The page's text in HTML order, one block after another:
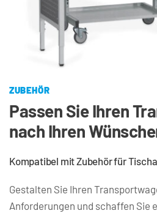
ZUBEHÖR
Passen Sie Ihren
nach Ihren
Kompatibel mit Zubehör für
Gestalten Sie Ihren
Anforderungen und schaffen Sie